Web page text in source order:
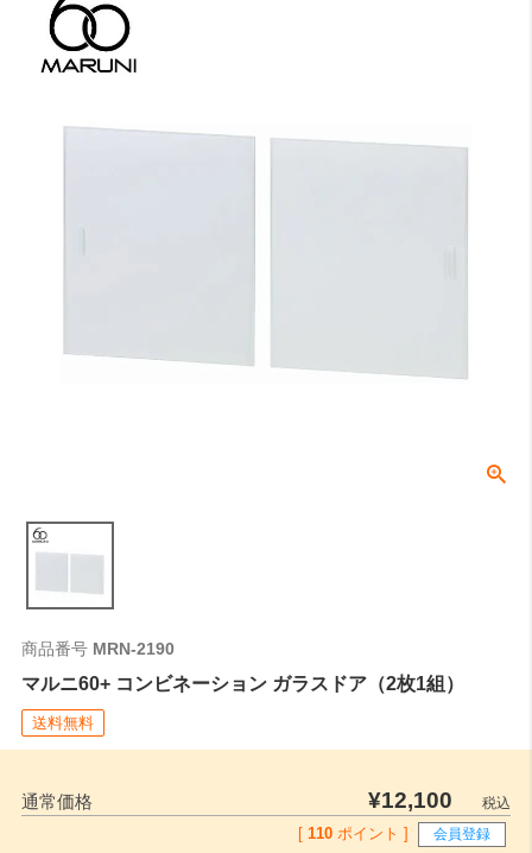
商品番号 MRN-2190
マルニ60+ コンビネーション ガラスドア（2枚1組）
送料無料
通常価格 ¥12,100
税込
110 ポイント ] 会員登録